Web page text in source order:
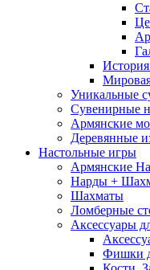
Уникальные
Сувенирные
Армянские
Деревянные
Настольные игры
Армянские
Нарды +
Шахматы
Ломберные
Аксессуары
Фишки